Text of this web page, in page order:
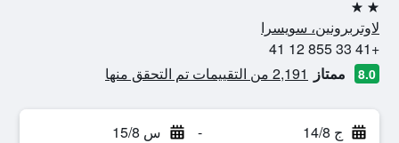
2 نجمتين
لاوتربرونين، سويسرا
+41 33 855 12 41
8.0 ممتاز 2,191 من التقييمات تم التحقق منها
ج 14/8 - س 15/8